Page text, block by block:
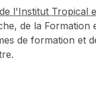
de l'Institut Tropical
de la
de formation et